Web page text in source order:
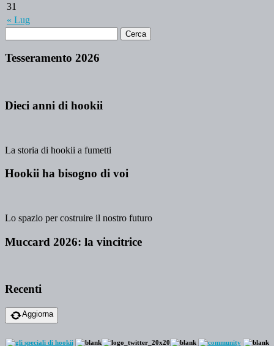
« Lug
31
Tesseramento 2026
Dieci anni di hookii
La storia di hookii a fumetti
Hookii ha bisogno di voi
Lo spazio per costruire il nostro futuro
Muccard 2026: la vincitrice
Recenti
Aggiorna